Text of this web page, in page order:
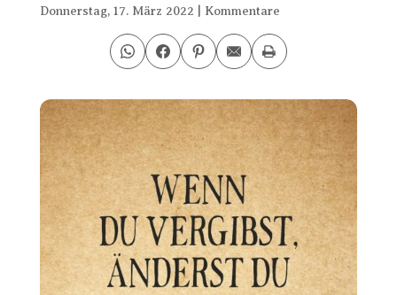
Donnerstag, 17. März 2022 Kommentare